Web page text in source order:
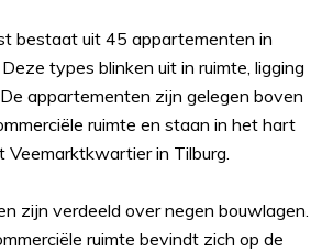
bestaat uit 45 appartementen in
types blinken uit in ruimte, ligging
appartementen zijn gelegen boven
ruimte en staan in het hart
Veemarktkwartier in Tilburg.
zijn verdeeld over negen bouwlagen.
ruimte bevindt zich op de